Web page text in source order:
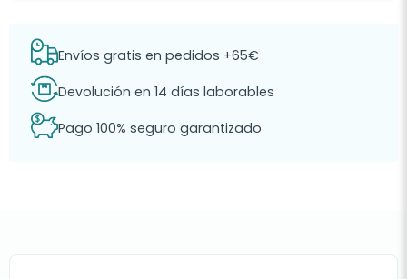
Envíos gratis en pedidos +65€
Devolución en 14 días laborables
Pago 100% seguro garantizado